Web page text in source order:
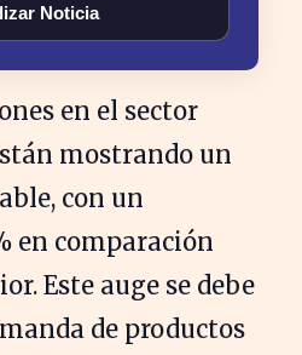
Noticia
en el sector
mostrando un
con un
en comparación
Este auge se debe
de productos